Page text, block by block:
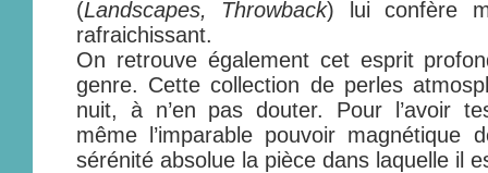
(Landscapes, Throwback) lui confère
rafraichissant.
On retrouve également cet esprit
genre. Cette collection de perles
nuit, à n’en pas douter. Pour l’avoir
même l’imparable pouvoir magnétique
sérénité absolue la pièce dans laquelle il